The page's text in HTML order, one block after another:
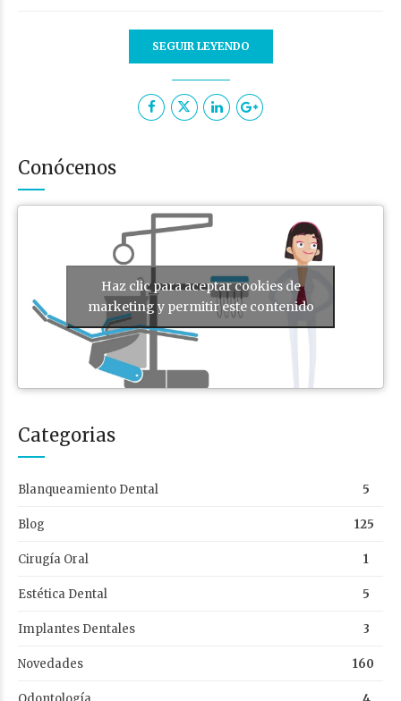
SEGUIR LEYENDO
Conócenos
Haz clic para aceptar cookies de
marketing y permitir este contenido
Categorias
Blanqueamiento Dental 5
Blog 125
Cirugía Oral 1
Estética Dental 5
Implantes Dentales 3
Novedades 160